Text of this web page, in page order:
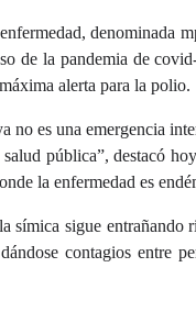
denominada
de la pandemia de
alerta para la polio.
no es una emergencia
pública”, destacó
la enfermedad es
símica sigue
contagios entre